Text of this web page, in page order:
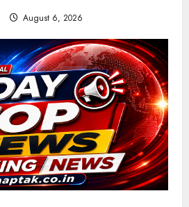
August 6, 2026